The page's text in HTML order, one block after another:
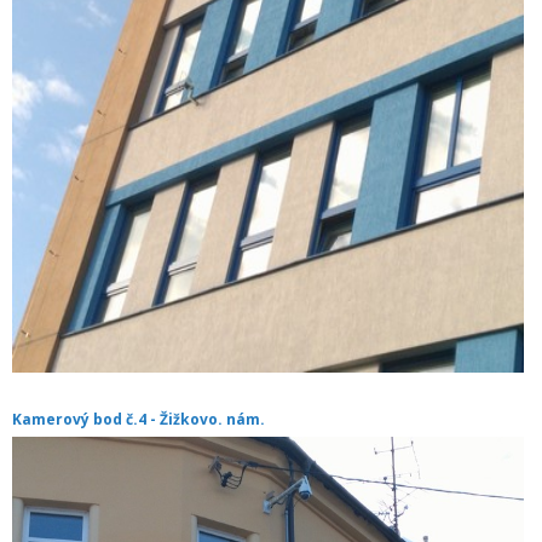
Kamerový bod č.4 - Žižkovo. nám.